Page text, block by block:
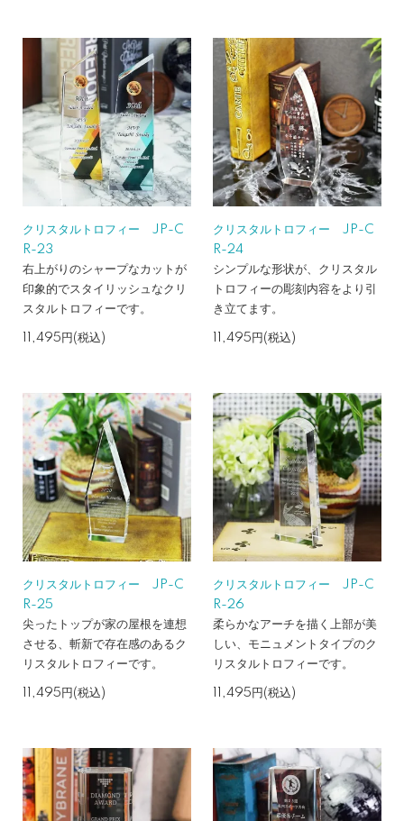
クリスタルトロフィー JP-C
R-23
右上がりのシャープなカットが
印象的でスタイリッシュなクリ
スタルトロフィーです。
11,495円(税込)
クリスタルトロフィー JP-C
R-24
シンプルな形状が、クリスタル
トロフィーの彫刻内容をより引
き立てます。
11,495円(税込)
クリスタルトロフィー JP-C
R-25
尖ったトップが家の屋根を連想
させる、斬新で存在感のあるク
リスタルトロフィーです。
11,495円(税込)
クリスタルトロフィー JP-C
R-26
柔らかなアーチを描く上部が美
しい、モニュメントタイプのク
リスタルトロフィーです。
11,495円(税込)